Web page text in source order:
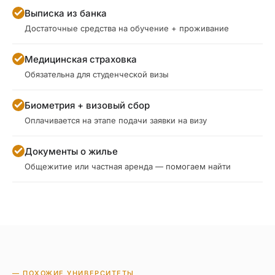
Выписка из банка
Достаточные средства на обучение + проживание
Медицинская страховка
Обязательна для студенческой визы
Биометрия + визовый сбор
Оплачивается на этапе подачи заявки на визу
Документы о жилье
Общежитие или частная аренда — помогаем найти
— ПОХОЖИЕ УНИВЕРСИТЕТЫ